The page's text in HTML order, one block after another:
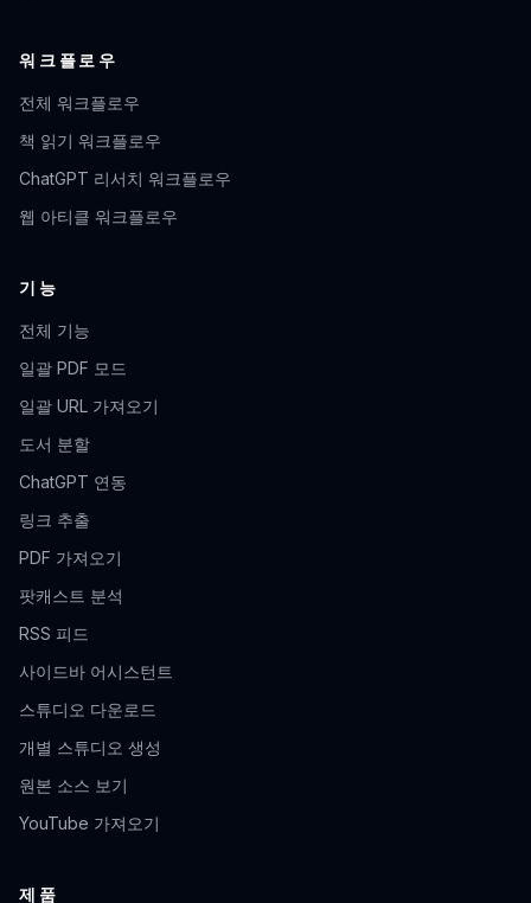
워크플로우
전체 워크플로우
책 읽기 워크플로우
ChatGPT 리서치 워크플로우
웹 아티클 워크플로우
기능
전체 기능
일괄 PDF 모드
일괄 URL 가져오기
도서 분할
ChatGPT 연동
링크 추출
PDF 가져오기
팟캐스트 분석
RSS 피드
사이드바 어시스턴트
스튜디오 다운로드
개별 스튜디오 생성
원본 소스 보기
YouTube 가져오기
제품